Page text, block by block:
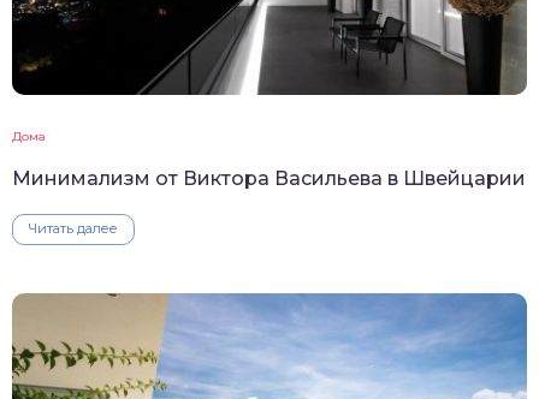
Дома
Минимализм от Виктора Васильева в Швейцарии
Читать далее